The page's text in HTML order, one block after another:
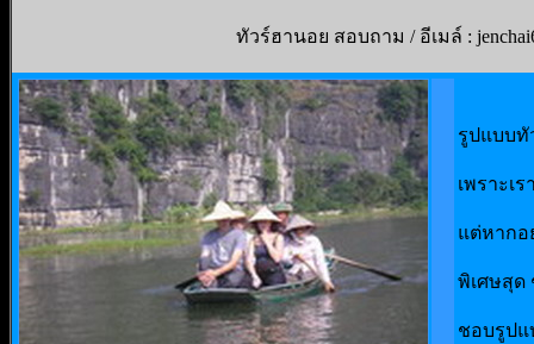
ทัวร์ฮานอย สอบถาม / อีเมล์ :
รูปแบบทั
เพราะเ
แต่หากอ
พิเศษสุด
ชอบรูปแ